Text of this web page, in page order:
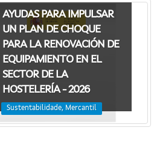
AYUDAS PARA IMPULSAR
UN PLAN DE CHOQUE
PARA LA RENOVACIÓN DE
EQUIPAMIENTO EN EL
SECTOR DE LA
HOSTELERÍA - 2026
Sustentabilidade, Mercantil